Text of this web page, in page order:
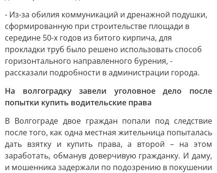
- Из-за обилия коммуникаций и дренажной подушки,
сформированную при строительстве площади в
середине 50-х годов из битого кирпича, для
прокладки труб было решено использовать способ
горизонтального направленного бурения, -
рассказали подробности в администрации города.
На волгоградку завели уголовное дело после
попытки купить водительские права
В Волгограде двое граждан попали под следствие
после того, как одна местная жительница попыталась
дать взятку и купить права, а второй – на этом
заработать, обманув доверчивую гражданку. И даму,
и мошенника задержали по подозрению в покушении